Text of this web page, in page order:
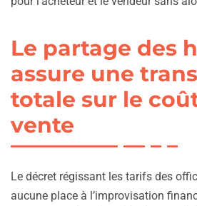
Le partage des
assure une
totale sur le
vente
Le décret régissant les tarifs des
aucune place à l’improvisation